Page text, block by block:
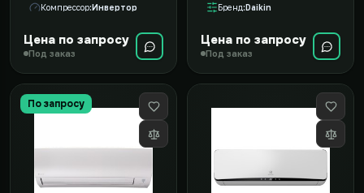
Компрессор Инвертор
Цена по запросу
Под заказ
Бренд Daikin
Цена по запросу
Под заказ
По запросу